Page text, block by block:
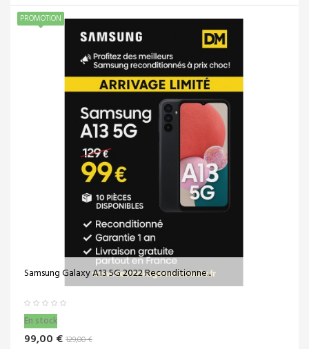
PROMOTION
Samsung Galaxy A13 5G 2022 Reconditionne...
En stock
99,00 € 129,00 €